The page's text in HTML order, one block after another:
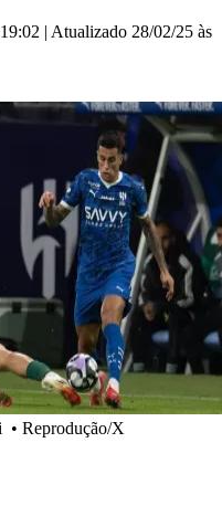
| Atualizado 28/02/25 às
• Reprodução/X